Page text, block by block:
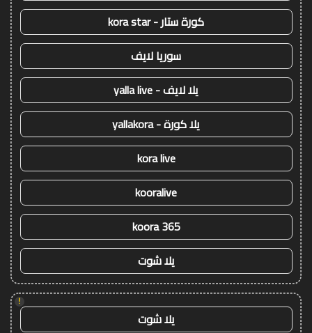
كورة ستار - kora star
سوريا لايف
يلا لايف - yalla live
يلا كورة - yallakora
kora live
kooralive
koora 365
يلا شوت
!
يلا شوت